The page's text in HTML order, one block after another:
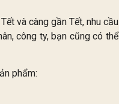
và càng gần Tết, nhu cầu
công ty, bạn cũng có thể
phẩm: